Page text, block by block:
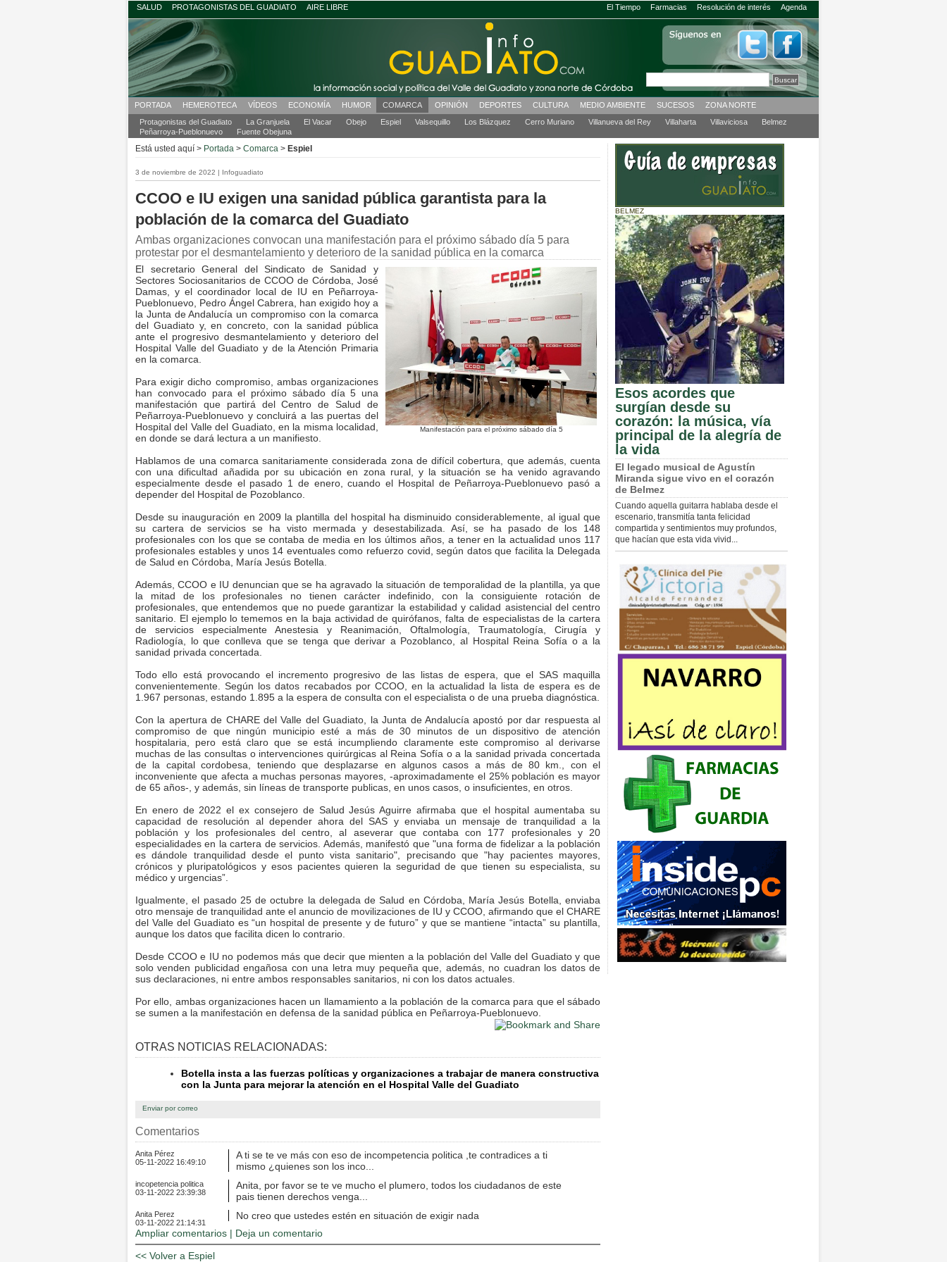
SALUD PROTAGONISTAS DEL GUADIATO AIRE LIBRE El Tiempo Farmacias Resolución de interés Agenda
PORTADA HEMEROTECA VÍDEOS ECONOMÍA HUMOR COMARCA OPINIÓN DEPORTES CULTURA MEDIO AMBIENTE SUCESOS
ZONA NORTE
Protagonistas del Guadiato
La Granjuela El Vacar Obejo Espiel Valsequillo Los Blázquez Cerro Muriano Villanueva del Rey Villaharta Villaviciosa
Belmez
Peñarroya-Pueblonuevo
Fuente Obejuna
Está usted aquí > Portada > Comarca > Espiel
3 de noviembre de 2022 | Infoguadiato
CCOO e IU exigen una sanidad pública garantista para la
población de la comarca del Guadiato
Ambas organizaciones convocan una manifestación para el próximo sábado día 5 para
protestar por el desmantelamiento y deterioro de la sanidad pública en la comarca
Manifestación para el próximo sábado día 5
El secretario General del Sindicato de Sanidad y
Sectores Sociosanitarios de CCOO de Córdoba, José
Damas, y el coordinador local de IU en Peñarroya-
Pueblonuevo, Pedro Ángel Cabrera, han exigido hoy a
la Junta de Andalucía un compromiso con la comarca
del Guadiato y, en concreto, con la sanidad pública
ante el progresivo desmantelamiento y deterioro del
Hospital Valle del Guadiato y de la Atención Primaria
en la comarca.
Para exigir dicho compromiso, ambas organizaciones
han convocado para el próximo sábado día 5 una
manifestación que partirá del Centro de Salud de
Peñarroya-Pueblonuevo y concluirá a las puertas del
Hospital del Valle del Guadiato, en la misma localidad,
en donde se dará lectura a un manifiesto.
Hablamos de una comarca sanitariamente considerada zona de difícil cobertura, que además, cuenta
con una dificultad añadida por su ubicación en zona rural, y la situación se ha venido agravando
especialmente desde el pasado 1 de enero, cuando el Hospital de Peñarroya-Pueblonuevo pasó a
depender del Hospital de Pozoblanco.
Desde su inauguración en 2009 la plantilla del hospital ha disminuido considerablemente, al igual que
su cartera de servicios se ha visto mermada y desestabilizada. Así, se ha pasado de los 148
profesionales con los que se contaba de media en los últimos años, a tener en la actualidad unos 117
profesionales estables y unos 14 eventuales como refuerzo covid, según datos que facilita la Delegada
de Salud en Córdoba, María Jesús Botella.
Además, CCOO e IU denuncian que se ha agravado la situación de temporalidad de la plantilla, ya que
la mitad de los profesionales no tienen carácter indefinido, con la consiguiente rotación de
profesionales, que entendemos que no puede garantizar la estabilidad y calidad asistencial del centro
sanitario. El ejemplo lo tememos en la baja actividad de quirófanos, falta de especialistas de la cartera
de servicios especialmente Anestesia y Reanimación, Oftalmología, Traumatología, Cirugía y
Radiología, lo que conlleva que se tenga que derivar a Pozoblanco, al Hospital Reina Sofía o a la
sanidad privada concertada.
Todo ello está provocando el incremento progresivo de las listas de espera, que el SAS maquilla
convenientemente. Según los datos recabados por CCOO, en la actualidad la lista de espera es de
1.967 personas, estando 1.895 a la espera de consulta con el especialista o de una prueba diagnóstica.
Con la apertura de CHARE del Valle del Guadiato, la Junta de Andalucía apostó por dar respuesta al
compromiso de que ningún municipio esté a más de 30 minutos de un dispositivo de atención
hospitalaria, pero está claro que se está incumpliendo claramente este compromiso al derivarse
muchas de las consultas o intervenciones quirúrgicas al Reina Sofía o a la sanidad privada concertada
de la capital cordobesa, teniendo que desplazarse en algunos casos a más de 80 km., con el
inconveniente que afecta a muchas personas mayores, -aproximadamente el 25% población es mayor
de 65 años-, y además, sin líneas de transporte publicas, en unos casos, o insuficientes, en otros.
En enero de 2022 el ex consejero de Salud Jesús Aguirre afirmaba que el hospital aumentaba su
capacidad de resolución al depender ahora del SAS y enviaba un mensaje de tranquilidad a la
población y los profesionales del centro, al aseverar que contaba con 177 profesionales y 20
especialidades en la cartera de servicios. Además, manifestó que "una forma de fidelizar a la población
es dándole tranquilidad desde el punto vista sanitario", precisando que "hay pacientes mayores,
crónicos y pluripatológicos y esos pacientes quieren la seguridad de que tienen su especialista, su
médico y urgencias”.
Igualmente, el pasado 25 de octubre la delegada de Salud en Córdoba, María Jesús Botella, enviaba
otro mensaje de tranquilidad ante el anuncio de movilizaciones de IU y CCOO, afirmando que el CHARE
del Valle del Guadiato es “un hospital de presente y de futuro” y que se mantiene “intacta” su plantilla,
aunque los datos que facilita dicen lo contrario.
Desde CCOO e IU no podemos más que decir que mienten a la población del Valle del Guadiato y que
solo venden publicidad engañosa con una letra muy pequeña que, además, no cuadran los datos de
sus declaraciones, ni entre ambos responsables sanitarios, ni con los datos actuales.
Por ello, ambas organizaciones hacen un llamamiento a la población de la comarca para que el sábado
se sumen a la manifestación en defensa de la sanidad pública en Peñarroya-Pueblonuevo.
OTRAS NOTICIAS RELACIONADAS:
Botella insta a las fuerzas políticas y organizaciones a trabajar de manera constructiva
con la Junta para mejorar la atención en el Hospital Valle del Guadiato
Enviar por correo
Comentarios
Anita Pérez
05-11-2022 16:49:10
A ti se te ve más con eso de incompetencia politica ,te contradices a ti
mismo ¿quienes son los inco...
incopetencia politica
03-11-2022 23:39:38
Anita, por favor se te ve mucho el plumero, todos los ciudadanos de este
pais tienen derechos venga...
Anita Perez
03-11-2022 21:14:31
No creo que ustedes estén en situación de exigir nada
Ampliar comentarios | Deja un comentario
<< Volver a Espiel
BELMEZ
Esos acordes que
surgían desde su
corazón: la música, vía
principal de la alegría de
la vida
El legado musical de Agustín
Miranda sigue vivo en el corazón
de Belmez
Cuando aquella guitarra hablaba desde el
escenario, transmitía tanta felicidad
compartida y sentimientos muy profundos,
que hacían que esta vida vivid...